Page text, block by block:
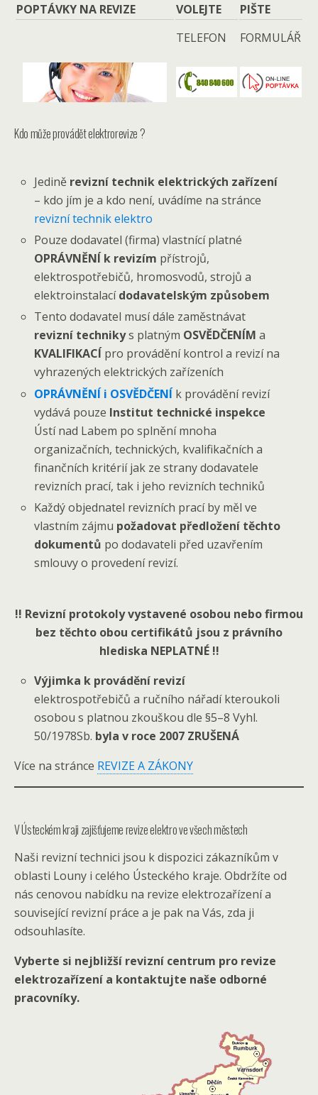
POPTÁVKY NA REVIZE VOLEJTE
PIŠTE
TELEFON
FORMULÁŘ
Kdo může provádět elektrorevize ?
Jedině revizní technik elektrických zařízení
– kdo jím je a kdo není, uvádíme na stránce
revizní technik elektro
Pouze dodavatel (firma) vlastnící platné
OPRÁVNĚNÍ k revizím přístrojů,
elektrospotřebičů, hromosvodů, strojů a
elektroinstalacídodavatelským způsobem
Tento dodavatel musí dále zaměstnávat
revizní technikys platným OSVĚDČENÍM a
KVALIFIKACÍ pro provádění kontrol a revizí na
vyhrazených elektrických zařízeních
OPRÁVNĚNÍ i OSVĚDČENÍk provádění revizí
vydává pouze Institut technické inspekce
Ústí nad Labem po splnění mnoha
organizačních, technických, kvalifikačních a
finančních kritérií jak ze strany dodavatele
revizních prací, tak i jeho revizních techniků
Každý objednatel revizních prací by měl ve
vlastním zájmu požadovat předložení těchto
dokumentů po dodavateli před uzavřením
smlouvy o provedení revizí.
!! Revizní protokoly vystavené osobou nebo firmou
bez těchto obou certifikátů jsou z právního
hlediska NEPLATNÉ !!
Výjimka k provádění revizí
elektrospotřebičů a ručního nářadí kteroukoli
osobou s platnou zkouškou dle §5–8 Vyhl.
50/1978Sb. byla v roce 2007 ZRUŠENÁ
Více na stránce REVIZE A ZÁKONY
V Ústeckém kraji zajišťujeme revize elektro ve všech městech
Naši revizní technici jsou k dispozici zákazníkům v
oblasti Louny i celého Ústeckého kraje. Obdržíte od
nás cenovou nabídku na revize elektrozařízení a
související revizní práce a je pak na Vás, zda ji
odsouhlasíte.
Vyberte si nejbližší revizní centrum pro revize
elektrozařízení a kontaktujte naše odborné
pracovníky.